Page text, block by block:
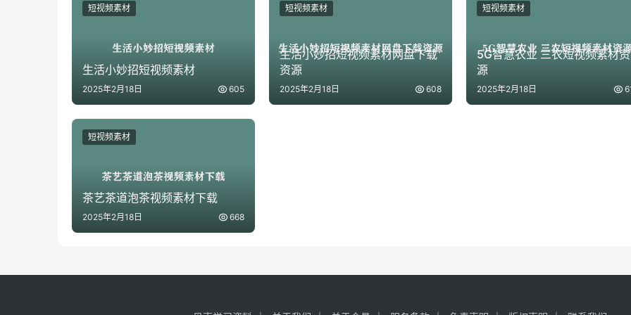
生活小妙招短视频素材
2025年2月18日 605
短视频素材
生活小妙招短视频素材网盘下载
资源
2025年2月18日 608
短视频素材
5G智慧农业 三农短视频素材资
源
2025年2月18日
短视频素材
茶艺茶道泡茶视频素材下载
2025年2月18日 668
短视频素材